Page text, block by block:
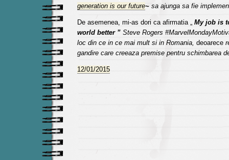
generation is our future~sa ajunga sa fie
De asemenea, mi-as dori ca afirmatia „My job is
world better ” Steve Rogers
loc din ce in ce mai mult si in Romania, deoarece
gandire care creeaza premise pentru schimbarea
12/01/2015